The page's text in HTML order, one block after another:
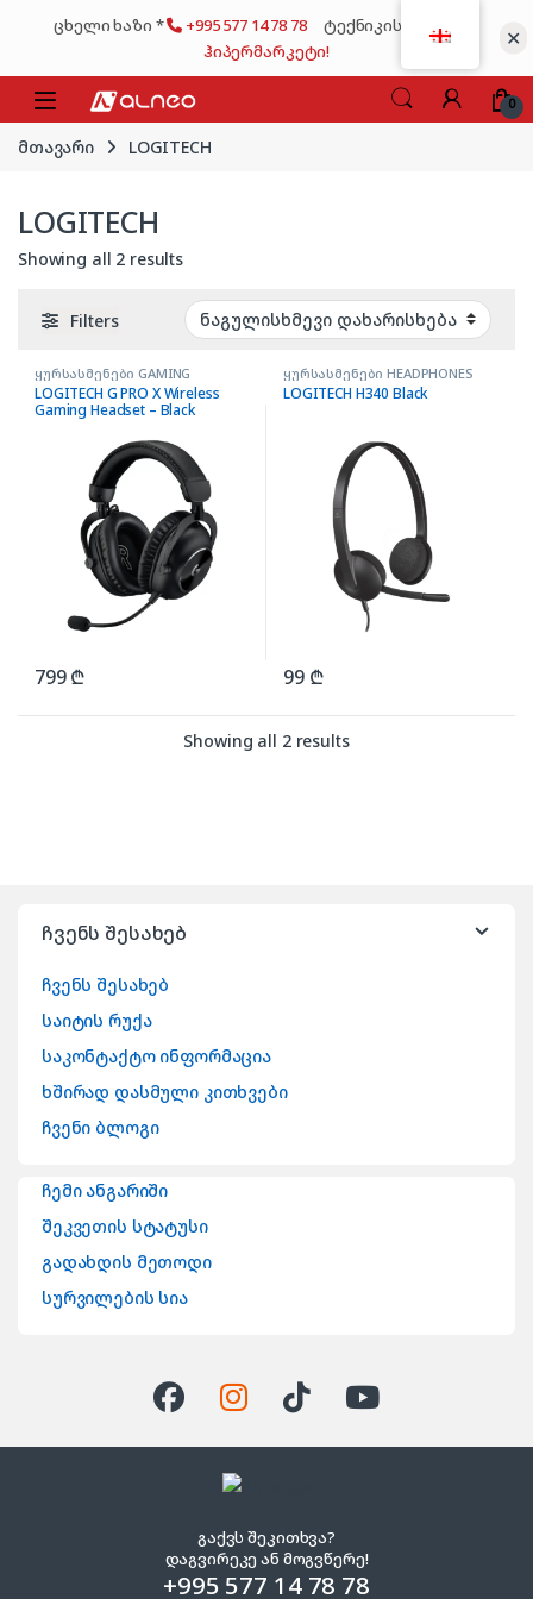
ცხელი ხაზი * +995 577 14 78 78
ტექნიკის მსხვილი
ჰიპერმარკეტი!
✕
0
მთავარი LOGITECH
LOGITECH
Showing all 2 results
Filters
ყურსასმენები GAMING
LOGITECH G PRO X Wireless
Gaming Headset – Black
799₾
ყურსასმენები HEADPHONES
LOGITECH H340 Black
99 ₾
Showing all 2 results
ჩვენს შესახებ
ჩვენს შესახებ
საიტის რუქა
საკონტაქტო ინფორმაცია
ხშირად დასმული კითხვები
ჩვენი ბლოგი
ჩემი ანგარიში
შეკვეთის სტატუსი
გადახდის მეთოდი
სურვილების სია
გაქვს შეკითხვა?
დაგვირეკე ან მოგვწერე!
+995 577 14 78 78